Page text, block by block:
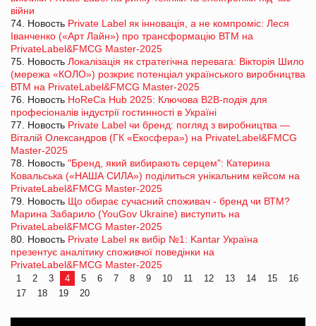
війни
74. Новость Private Label як інновація, а не компроміс: Леся
Іванченко («Арт Лайн») про трансформацію ВТМ на
PrivateLabel&FMCG Master-2025
75. Новость Локалізація як стратегічна перевага: Вікторія Шило
(мережа «КОЛО») розкриє потенціал українського виробництва
ВТМ на PrivateLabel&FMCG Master-2025
76. Новость HoReCa Hub 2025: Ключова B2B-подія для
професіоналів індустрії гостинності в Україні
77. Новость Private Label чи бренд: погляд з виробництва —
Віталій Олександров (ГК «Екосфера») на PrivateLabel&FMCG
Master-2025
78. Новость "Бренд, який вибирають серцем": Катерина
Ковальська («НАША СИЛА») поділиться унікальним кейсом на
PrivateLabel&FMCG Master-2025
79. Новость Що обирає сучасний споживач - бренд чи ВТМ?
Марина Забарило (YouGov Ukraine) виступить на
PrivateLabel&FMCG Master-2025
80. Новость Private Label як вибір №1: Kantar Україна
презентує аналітику споживчої поведінки на
PrivateLabel&FMCG Master-2025
1 2 3 4 5 6 7 8 9 10 11 12 13 14 15
16
17
18 19 20